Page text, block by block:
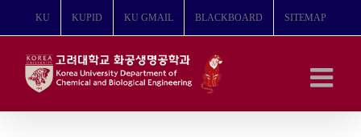
뛰
KU KUPID KU GMAIL BLACKBOARD SITEMAP